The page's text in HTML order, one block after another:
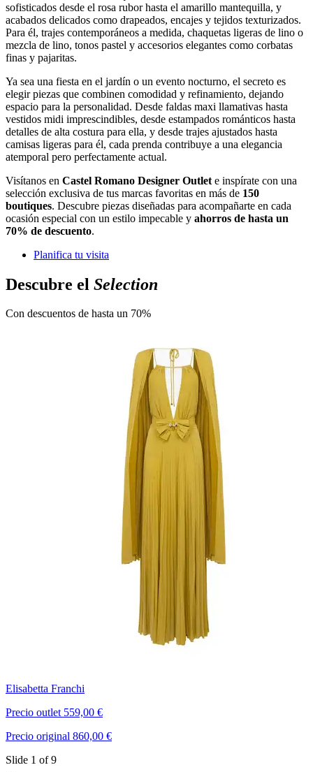
sofisticados desde el rosa rubor hasta el amarillo mantequilla, y
acabados delicados como drapeados, encajes y tejidos texturizados.
Para él, trajes contemporáneos a medida, chaquetas ligeras de lino o
mezcla de lino, tonos pastel y accesorios elegantes como corbatas
finas y pajaritas.
Ya sea una fiesta en el jardín o un evento nocturno, el secreto es
elegir piezas que combinen comodidad y refinamiento, dejando
espacio para la personalidad. Desde faldas maxi llamativas hasta
vestidos midi imprescindibles, desde estampados románticos hasta
detalles de alta costura para ella, y desde trajes ajustados hasta
camisas ligeras para él, cada prenda contribuye a una elegancia
atemporal pero perfectamente actual.
Visítanos en Castel Romano Designer Outlet e inspírate con una
selección exclusiva de tus marcas favoritas en más de 150
boutiques. Descubre piezas diseñadas para acompañarte en cada
ocasión especial con un estilo impecable y ahorros de hasta un
70% de descuento.
Planifica tu visita
Descubre el Selection
Con descuentos de hasta un 70%
Elisabetta Franchi
Precio outlet 559,00 €
Precio original 860,00 €
Slide 1 of 9